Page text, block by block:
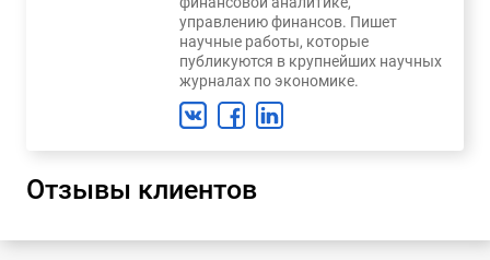
управлению финансов. Пишет
научные работы, которые
публикуются в крупнейших научных
журналах по экономике.
Отзывы клиентов